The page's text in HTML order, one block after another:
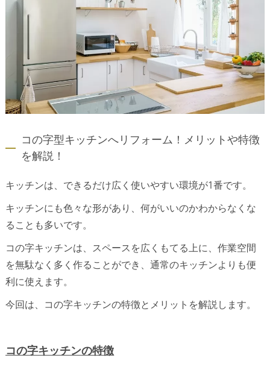
コの字型キッチンへリフォーム！メリットや特徴
を解説！
キッチンは、できるだけ広く使いやすい環境が1番です。
キッチンにも色々な形があり、何がいいのかわからなくな
ることも多いです。
コの字キッチンは、スペースを広くもてる上に、作業空間
を無駄なく多く作ることができ、通常のキッチンよりも便
利に使えます。
今回は、コの字キッチンの特徴とメリットを解説します。
コの字キッチンの特徴